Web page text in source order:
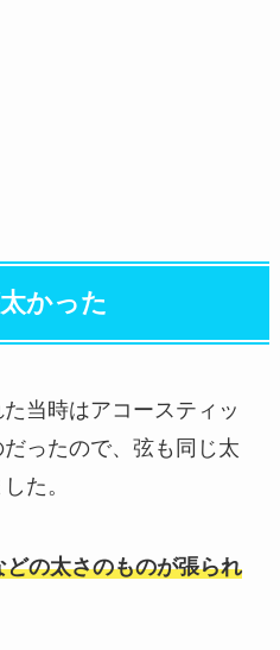
かった
当時はアコースティッ
ったので、弦も同じ太
た。
どの太さのものが張られ